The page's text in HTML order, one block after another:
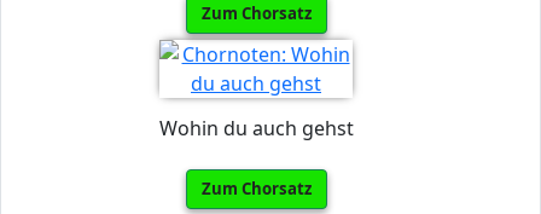
Zum Chorsatz
Wohin du auch gehst
Zum Chorsatz